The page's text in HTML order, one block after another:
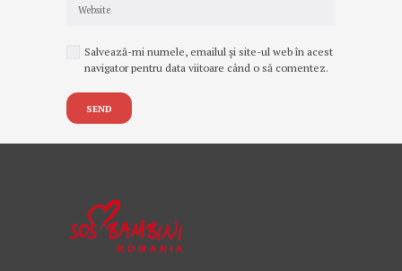
Salvează-mi numele, emailul și site-ul web în acest
navigator pentru data viitoare când o să comentez.